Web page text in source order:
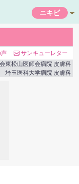
ニキビ
サンキューレター
東松山医師会病院 皮膚科
埼玉医科大学病院 皮膚科